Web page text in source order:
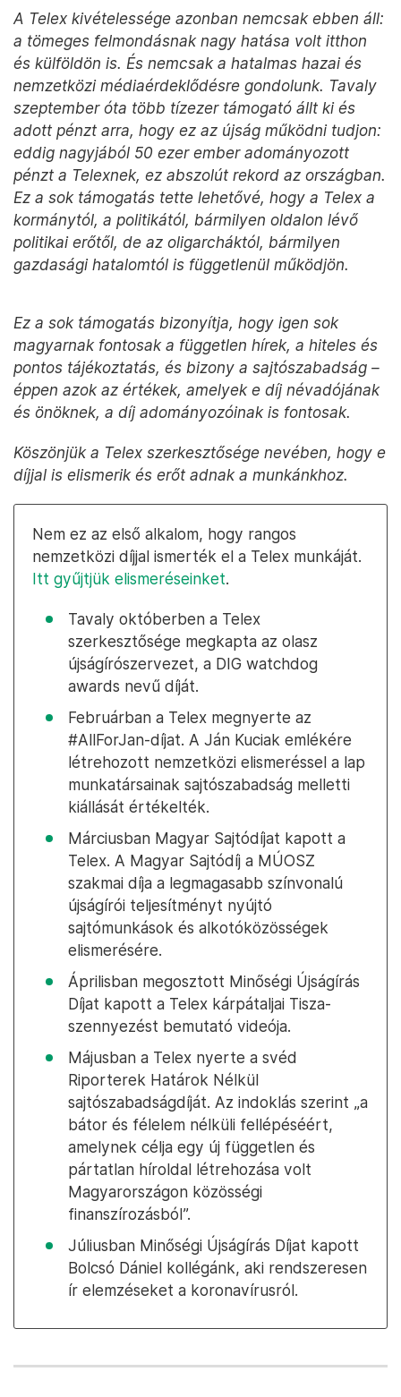
A Telex kivételessége azonban nemcsak ebben áll:
a tömeges felmondásnak nagy hatása volt itthon
és külföldön is. És nemcsak a hatalmas hazai és
nemzetközi médiaérdeklődésre gondolunk. Tavaly
szeptember óta több tízezer támogató állt ki és
adott pénzt arra, hogy ez az újság működni tudjon:
eddig nagyjából 50 ezer ember adományozott
pénzt a Telexnek, ez abszolút rekord az országban.
Ez a sok támogatás tette lehetővé, hogy a Telex a
kormánytól, a politikától, bármilyen oldalon lévő
politikai erőtől, de az oligarcháktól, bármilyen
gazdasági hatalomtól is függetlenül működjön.
Ez a sok támogatás bizonyítja, hogy igen sok
magyarnak fontosak a független hírek, a hiteles és
pontos tájékoztatás, és bizony a sajtószabadság –
éppen azok az értékek, amelyek e díj névadójának
és önöknek, a díj adományozóinak is fontosak.
Köszönjük a Telex szerkesztősége nevében, hogy e
díjjal is elismerik és erőt adnak a munkánkhoz.
Nem ez az első alkalom, hogy rangos
nemzetközi díjjal ismerték el a Telex munkáját.
Itt gyűjtjük elismeréseinket.
Tavaly októberben a Telex
szerkesztősége megkapta az olasz
újságírószervezet, a DIG watchdog
awards nevű díját.
Februárban a Telex megnyerte az
#AllForJan-díjat. A Ján Kuciak emlékére
létrehozott nemzetközi elismeréssel a lap
munkatársainak sajtószabadság melletti
kiállását értékelték.
Márciusban Magyar Sajtódíjat kapott a
Telex. A Magyar Sajtódíj a MÚOSZ
szakmai díja a legmagasabb színvonalú
újságírói teljesítményt nyújtó
sajtómunkások és alkotóközösségek
elismerésére.
Áprilisban megosztott Minőségi Újságírás
Díjat kapott a Telex kárpátaljai Tisza-
szennyezést bemutató videója.
Májusban a Telex nyerte a svéd
Riporterek Határok Nélkül
sajtószabadságdíját. Az indoklás szerint „a
bátor és félelem nélküli fellépéséért,
amelynek célja egy új független és
pártatlan híroldal létrehozása volt
Magyarországon közösségi
finanszírozásból”.
Júliusban Minőségi Újságírás Díjat kapott
Bolcsó Dániel kollégánk, aki rendszeresen
ír elemzéseket a koronavírusról.